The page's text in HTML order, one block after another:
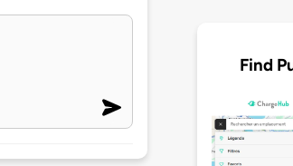
Find